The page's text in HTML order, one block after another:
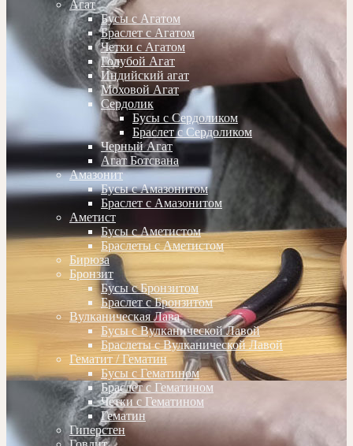
Агат
Бусы с Агатом
Браслет с Агатом
Четки с Агатом
Голубой Агат
Индийский агат
Моховой Агат
Сердолик
Бусы с Сердоликом
Браслет с Сердоликом
Черный Агат
Агат Ботсвана
Амазонит
Бусы с Амазонитом
Браслет с Амазонитом
Аметист
Бусы с Аметистом
Браслеты с Аметистом
Бирюза
Бронзит
Бусы с Бронзитом
Браслет с Бронзитом
Вулканическая Лава
Бусы с Вулканической Лавой
Браслеты с Вулканической Лавой
Гематит / Гематин
Бусы с Гематином
Браслет с Гематином
Четки с Гематином
Гематин
Гиперстен